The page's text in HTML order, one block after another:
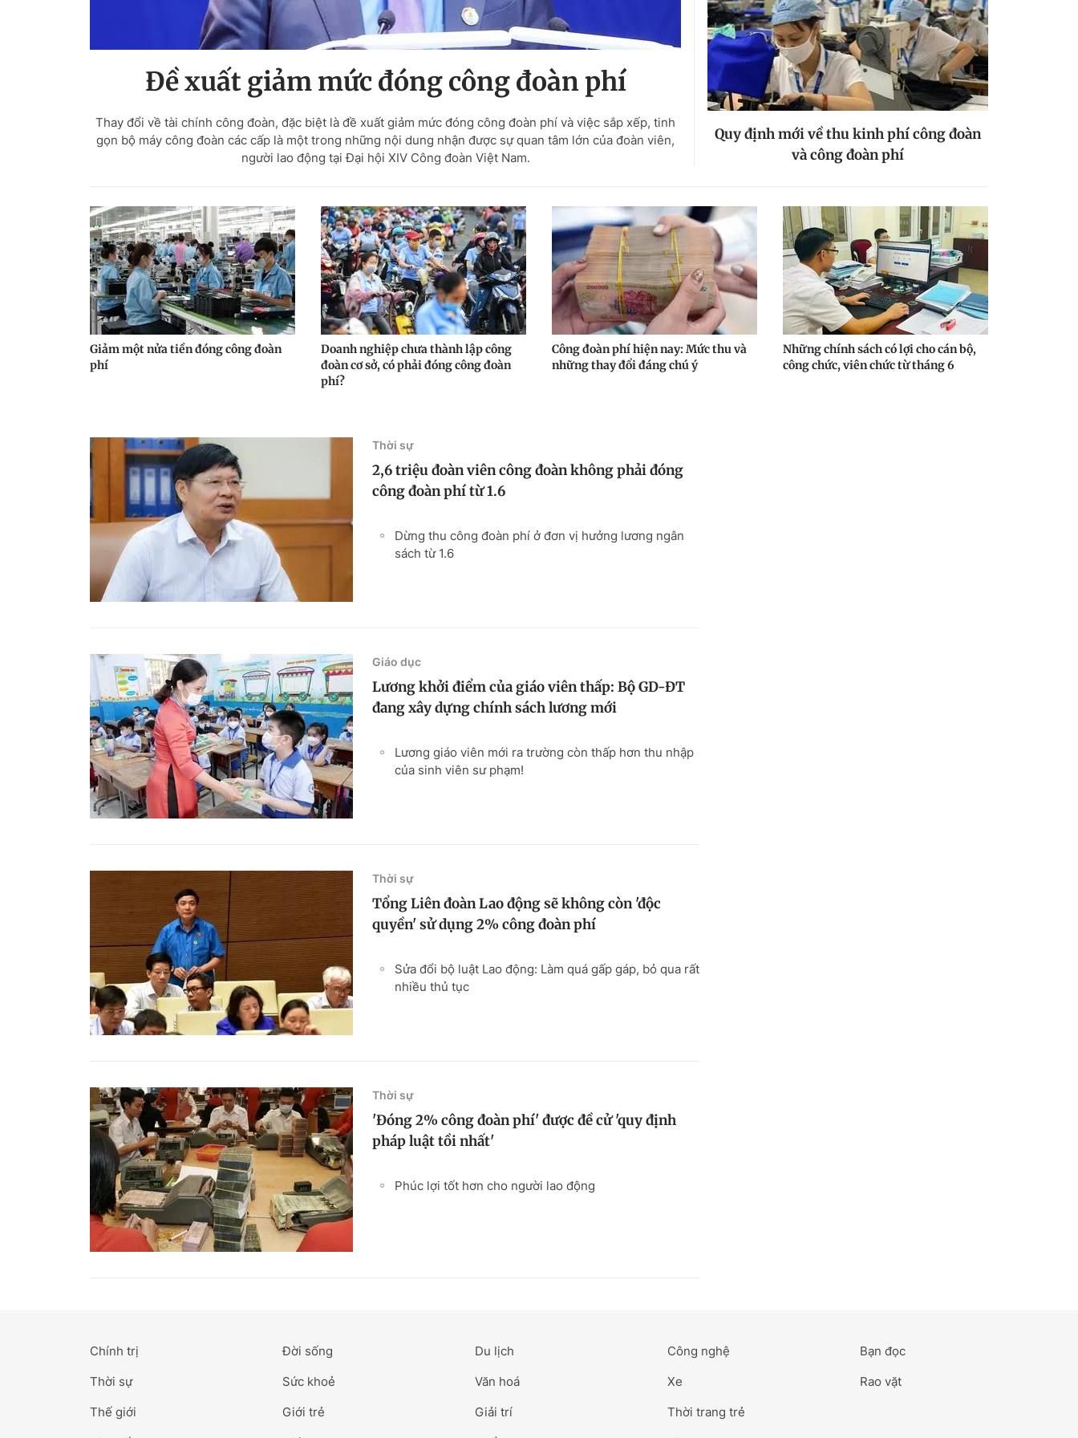
Đề xuất giảm mức đóng công đoàn phí
Thay đổi về tài chính công đoàn, đặc biệt là đề xuất giảm mức đóng công đoàn phí và việc sắp xếp, tinh
gọn bộ máy công đoàn các cấp là một trong những nội dung nhận được sự quan tâm lớn của đoàn viên,
người lao động tại Đại hội XIV Công đoàn Việt Nam.
Quy định mới về thu kinh phí công đoàn
và công đoàn phí
Giảm một nửa tiền đóng công đoàn
phí
Doanh nghiệp chưa thành lập công
đoàn cơ sở, có phải đóng công đoàn
phí?
Công đoàn phí hiện nay: Mức thu và
những thay đổi đáng chú ý
Những chính sách có lợi cho cán bộ,
công chức, viên chức từ tháng 6
Thời sự
2,6 triệu đoàn viên công đoàn không phải đóng
công đoàn phí từ 1.6
Dừng thu công đoàn phí ở đơn vị hưởng lương ngân
sách từ 1.6
Giáo dục
Lương khởi điểm của giáo viên thấp: Bộ GD-ĐT
đang xây dựng chính sách lương mới
Lương giáo viên mới ra trường còn thấp hơn thu nhập
của sinh viên sư phạm!
Thời sự
Tổng Liên đoàn Lao động sẽ không còn 'độc
quyền' sử dụng 2% công đoàn phí
Sửa đổi bộ luật Lao động: Làm quá gấp gáp, bỏ qua rất
nhiều thủ tục
Thời sự
'Đóng 2% công đoàn phí' được đề cử 'quy định
pháp luật tồi nhất'
Phúc lợi tốt hơn cho người lao động
Chính trị
Thời sự
Thế giới
Đời sống
Sức khoẻ
Giới trẻ
Du lịch
Văn hoá
Giải trí
Công nghệ
Xe
Thời trang trẻ
Bạn đọc
Rao vặt